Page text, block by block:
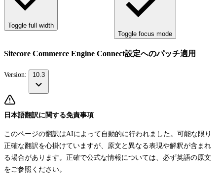
Toggle full width
Toggle focus mode
Sitecore Commerce Engine Connect設定へのパッチ適用
Version: 10.3
日本語翻訳に関する免責事項
このページの翻訳はAIによって自動的に行われました。可能な限り
正確な翻訳を心掛けていますが、原文と異なる表現や解釈が含まれ
る場合があります。正確で公式な情報については、必ず英語の原文
をご参照ください。